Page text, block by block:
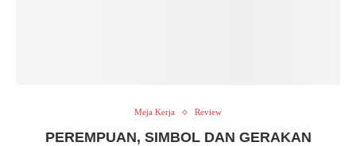
Meja Kerja Review
PEREMPUAN, SIMBOL DAN GERAKAN